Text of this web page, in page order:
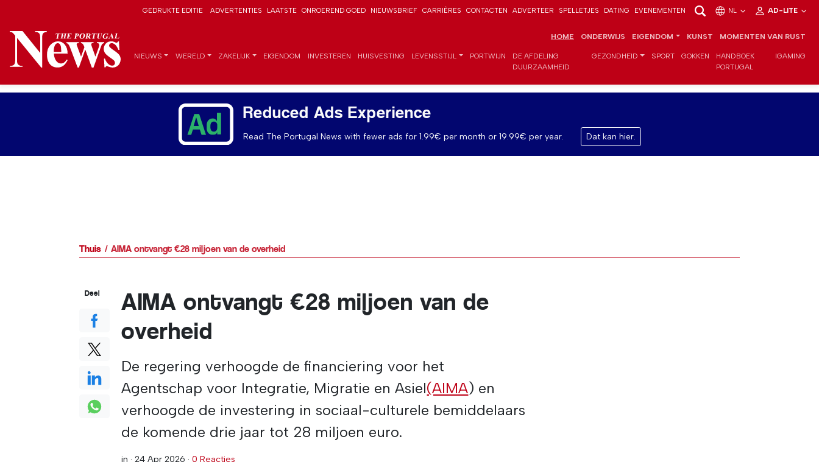
GEDRUKTE EDITIE ADVERTENTIES LAATSTE ONROEREND GOED NIEUWSBRIEF CARRIÈRES CONTACTEN ADVERTEER SPELLETJES DATING EVENEMENTEN NL AD-LITE
HOME ONDERWIJS EIGENDOM KUNST MOMENTEN VAN RUST
NIEUWS WERELD ZAKELIJK EIGENDOM INVESTEREN HUISVESTING LEVENSSTIJL PORTWIJN
DE AFDELING
DUURZAAMHEID
GEZONDHEID SPORT GOKKEN
HANDBOEK
PORTUGAL
IGAMING
Reduced Ads Experience
Read The Portugal News with fewer ads for 1.99€ per month or 19.99€ per year. Dat kan hier.
Thuis AIMA ontvangt €28 miljoen van de overheid
AIMA ontvangt €28 miljoen van de
overheid
De regering verhoogde de financiering voor het
Agentschap voor Integratie, Migratie en Asiel(AIMA) en
verhoogde de investering in sociaal-culturele bemiddelaars
de komende drie jaar tot 28 miljoen euro.
in ·24 Apr 2026 ·0 Reacties
Deel